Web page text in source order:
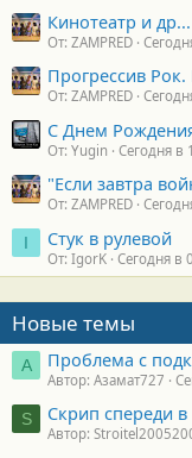
Кинотеатр и
От: ZAMPRED
Прогрессив
От: ZAMPRED
С Днем
От: Yugin Сегодня в
"Если завтра
От: ZAMPRED
I Стук в рулевой
От: IgorK Сегодня в
Новые темы
А Проблема с
Автор: Азамат727
S Скрип спереди в
Автор: